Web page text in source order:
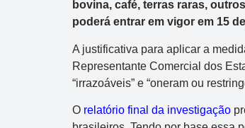
bovina, café, terras raras,
poderá entrar em vigor em 15
A justificativa para aplicar a
Representante Comercial dos
“irrazoáveis” e “oneram ou
O relatório final da investigação